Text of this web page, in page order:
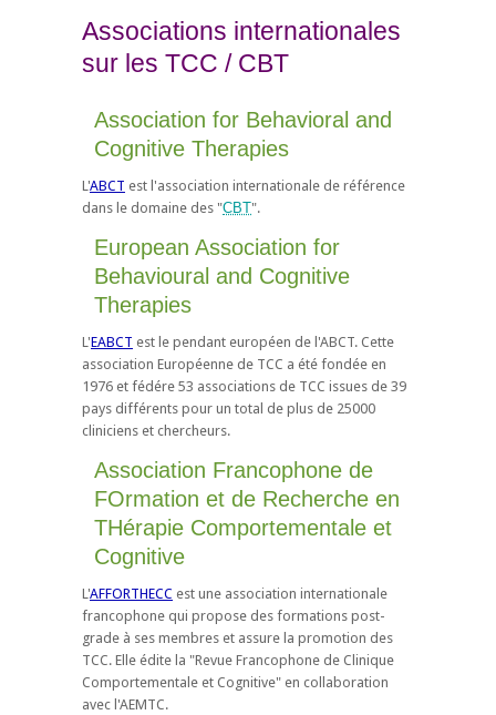
Associations internationales
sur les TCC / CBT
Association for Behavioral and
Cognitive Therapies
L'ABCT est l'association internationale de référence
dans le domaine des "CBT".
European Association for
Behavioural and Cognitive
Therapies
L'EABCT est le pendant européen de l'ABCT. Cette
association Européenne de TCC a été fondée en
1976 et fédére 53 associations de TCC issues de 39
pays différents pour un total de plus de 25000
cliniciens et chercheurs.
Association Francophone de
FOrmation et de Recherche en
THérapie Comportementale et
Cognitive
L'AFFORTHECC est une association internationale
francophone qui propose des formations post-
grade à ses membres et assure la promotion des
TCC. Elle édite la "Revue Francophone de Clinique
Comportementale et Cognitive" en collaboration
avec l'AEMTC.